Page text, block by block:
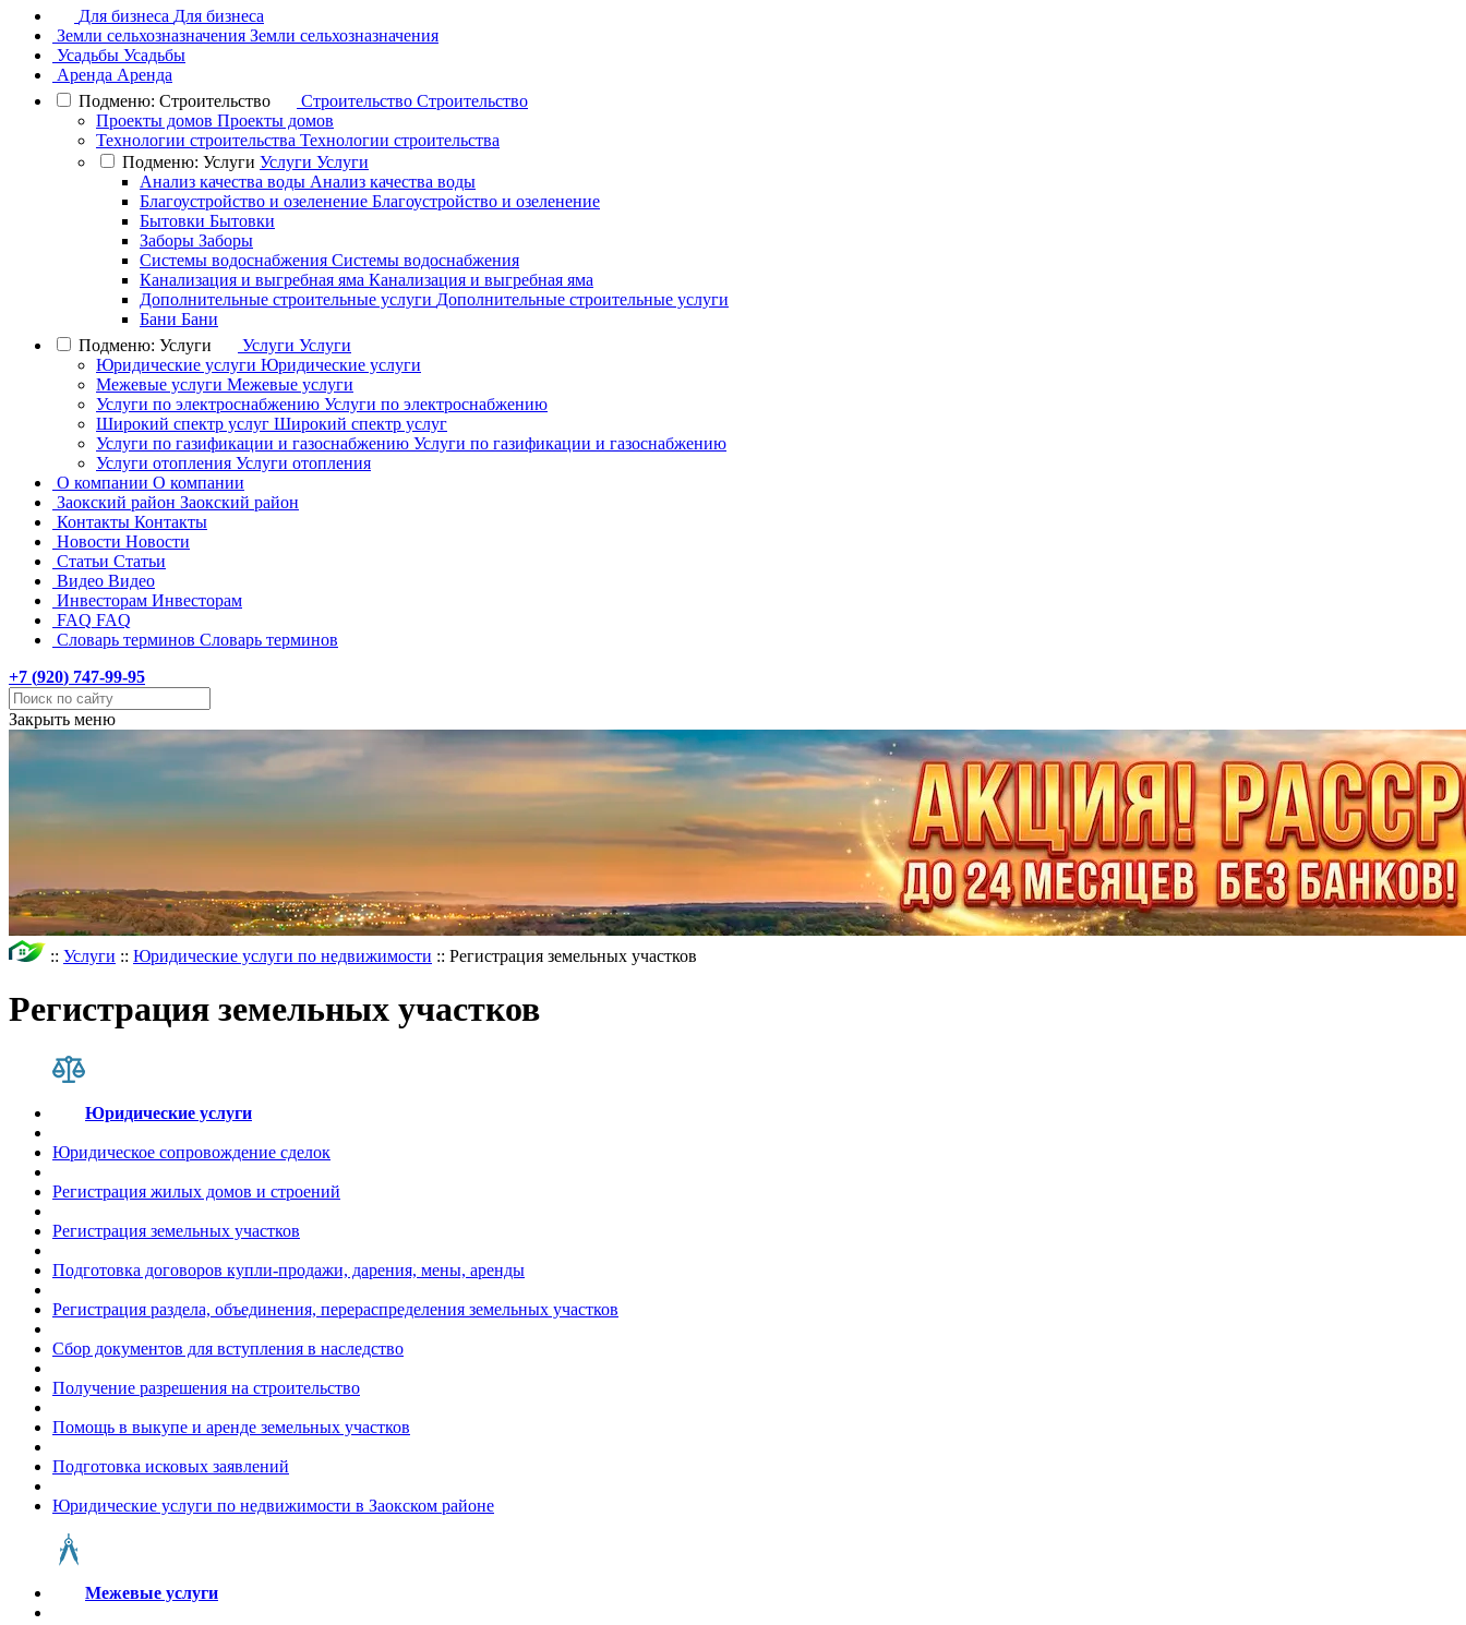
Для бизнеса Для бизнеса
Земли сельхозназначения Земли сельхозназначения
Усадьбы Усадьбы
Аренда Аренда
Подменю: Строительство
Строительство Строительство
Проекты домов Проекты домов
Технологии строительства Технологии строительства
Подменю: Услуги Услуги Услуги
Анализ качества воды Анализ качества воды
Благоустройство и озеленение Благоустройство и озеленение
Бытовки Бытовки
Заборы Заборы
Системы водоснабжения Системы водоснабжения
Канализация и выгребная яма Канализация и выгребная яма
Дополнительные строительные услуги Дополнительные строительные услуги
Бани Бани
Подменю: Услуги
Услуги Услуги
Юридические услуги Юридические услуги
Межевые услуги Межевые услуги
Услуги по электроснабжению Услуги по электроснабжению
Широкий спектр услуг Широкий спектр услуг
Услуги по газификации и газоснабжению Услуги по газификации и газоснабжению
Услуги отопления Услуги отопления
О компании О компании
Заокский район Заокский район
Контакты Контакты
Новости Новости
Статьи Статьи
Видео Видео
Инвесторам Инвесторам
FAQ FAQ
Словарь терминов Словарь терминов
+7 (920) 747-99-95
Закрыть меню
:: Услуги :: Юридические услуги по недвижимости :: Регистрация земельных участков
Регистрация земельных участков
Юридические услуги
Юридическое сопровождение сделок
Регистрация жилых домов и строений
Регистрация земельных участков
Подготовка договоров купли-продажи, дарения, мены, аренды
Регистрация раздела, объединения, перераспределения земельных участков
Сбор документов для вступления в наследство
Получение разрешения на строительство
Помощь в выкупе и аренде земельных участков
Подготовка исковых заявлений
Юридические услуги по недвижимости в Заокском районе
Межевые услуги